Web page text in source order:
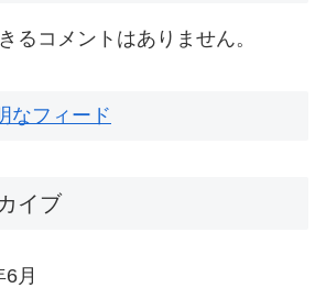
るコメントはありません。
なフィード
イブ
月